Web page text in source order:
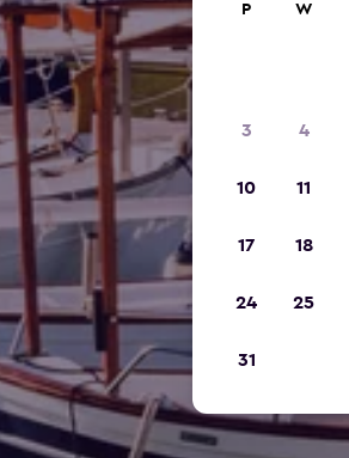
P W
3 4
10 11
17 18
24 25
31